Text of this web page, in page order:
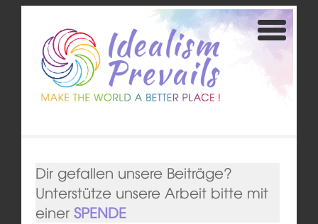
Dir gefallen unsere Beiträge?
Unterstütze unsere Arbeit bitte mit
einer SPENDE